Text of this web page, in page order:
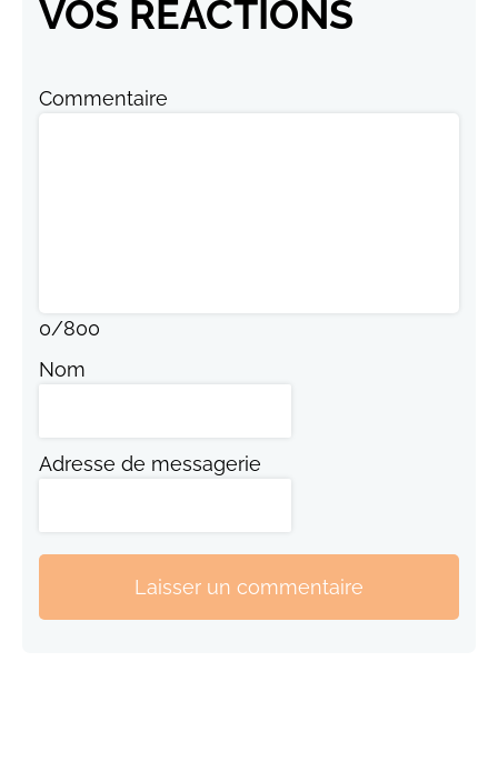
VOS RÉACTIONS
Commentaire
0/800
Nom
Adresse de messagerie
Laisser un commentaire